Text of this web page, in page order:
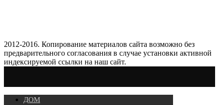
2012-2016. Копирование материалов сайта возможно без
предварительного согласования в случае установки активной
индексируемой ссылки на наш сайт.
ДОМ